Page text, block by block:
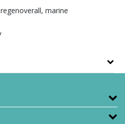
marine